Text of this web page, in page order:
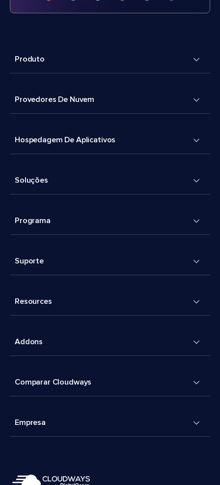
Produto
Provedores De Nuvem
Hospedagem De Aplicativos
Soluções
Programa
Suporte
Resources
Addons
Comparar Cloudways
Empresa